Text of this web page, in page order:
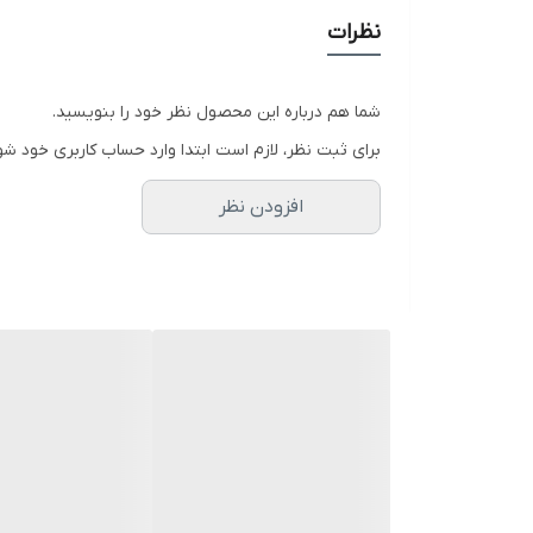
اصل چک
برند آلیش
نظرات
شما هم درباره این محصول نظر خود را بنویسید.
برای ثبت نظر، لازم است ابتدا وارد حساب کاربری خود
افزودن نظر